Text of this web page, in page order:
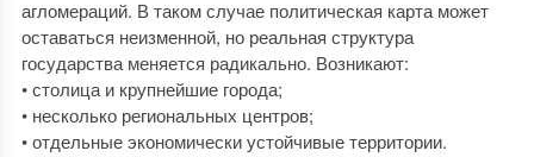
агломераций. В таком случае политическая карта может
оставаться неизменной, но реальная структура
государства меняется радикально. Возникают:
• столица и крупнейшие города;
• несколько региональных центров;
• отдельные экономически устойчивые территории.